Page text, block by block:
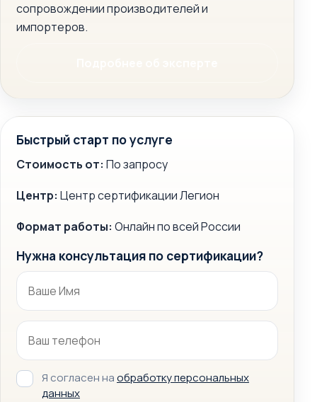
сопровождении производителей и
импортеров.
Быстрый старт по услуге
Стоимость от: По запросу
Центр: Центр сертификации Легион
Формат работы: Онлайн по всей России
Нужна консультация по сертификации?
Я согласен наобработку персональных
данных